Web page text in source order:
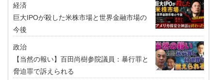
経済
巨大IPOが殺した米株市場と世界金融市場の
今後
政治
【当然の報い】百田尚樹参院議員：暴行罪と
脅迫罪で訴えられる